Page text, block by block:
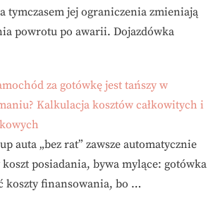
tymczasem jej ograniczenia zmieniają
powrotu po awarii. Dojazdówka
za gotówkę jest tańszy w
Kalkulacja kosztów całkowitych i
auta „bez rat” zawsze automatycznie
posiadania, bywa mylące: gotówka
koszty finansowania, bo …